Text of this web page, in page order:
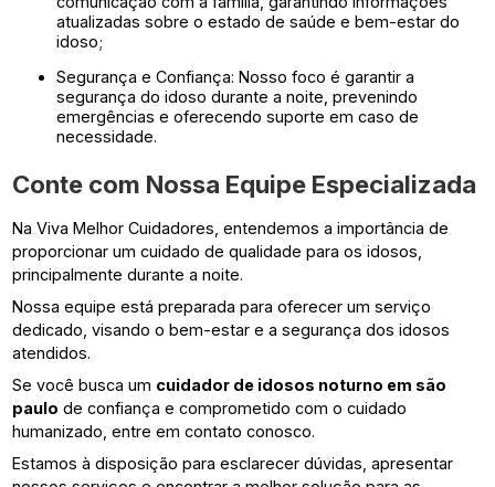
atualizadas sobre o estado de saúde e bem-estar do
idoso;
Segurança e Confiança: Nosso foco é garantir a
segurança do idoso durante a noite, prevenindo
emergências e oferecendo suporte em caso de
necessidade.
Conte com Nossa Equipe Especializada
Na Viva Melhor Cuidadores, entendemos a importância de
proporcionar um cuidado de qualidade para os idosos,
principalmente durante a noite.
Nossa equipe está preparada para oferecer um serviço
dedicado, visando o bem-estar e a segurança dos idosos
atendidos.
Se você busca um cuidador de idosos noturno em são
paulo de confiança e comprometido com o cuidado
humanizado, entre em contato conosco.
Estamos à disposição para esclarecer dúvidas, apresentar